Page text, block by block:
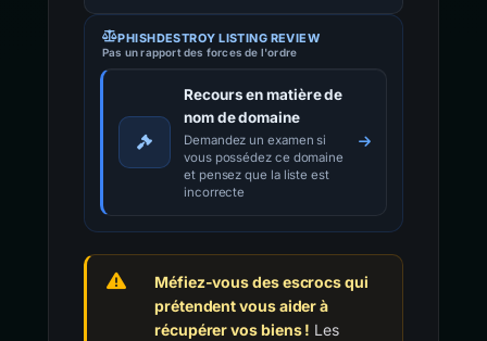
PHISHDESTROY LISTING REVIEW
Pas un rapport des forces de l'ordre
Recours en matière de
nom de domaine
Demandez un examen si
vous possédez ce domaine
et pensez que la liste est
incorrecte
Méfiez-vous des escrocs qui
prétendent vous aider à
récupérer vos biens ! Les